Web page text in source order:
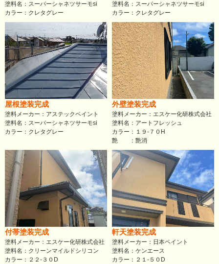
塗料名：スーパーシャネツサーモsi
カラー：クレタグレー
塗料名：スーパーシャネツサーモsi
カラー：クレタグレー
屋根塗装完成
塗料メーカー：アステックペイント
塗料名：スーパーシャネツサーモsi
カラー：クレタグレー
外壁塗装完成
塗料メーカー：エスケー化研株式会社
塗料名：アートフレッシュ
カラー：１９-７０H
艶 ：艶消
付帯塗装完成
塗料メーカー：エスケー化研株式会社
塗料名：クリーンマイルドシリコン
カラー：２２-３０D
軒天塗装完成
塗料メーカー：日本ペイント
塗料名：ケンエース
カラー：２１-５０D